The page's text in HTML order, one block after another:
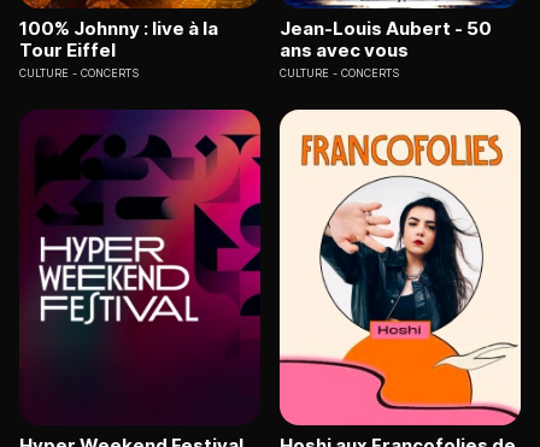
100% Johnny : live à la
Tour Eiffel
CULTURE CONCERTS
Jean-Louis Aubert - 50
ans avec vous
CULTURE CONCERTS